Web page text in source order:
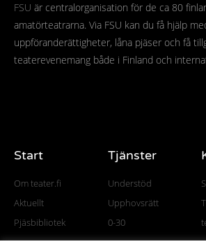
FSU är centralorganisation för de ca 80
amatörteatrarna. Via FSU kan du få hjälp
uppföranderättigheter, låna pjäser och få
teaterevenemang både i Finland och
Start
Om teater.fi
Aktuellt
Pjäsbibliotek
Tjänster
Understöd
Upphovsrätt
0-30